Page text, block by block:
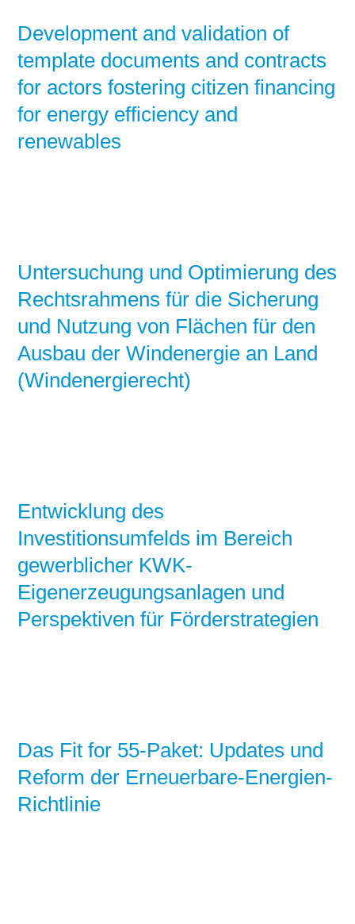
Development and validation of
template documents and contracts
for actors fostering citizen financing
for energy efficiency and
renewables
Untersuchung und Optimierung des
Rechtsrahmens für die Sicherung
und Nutzung von Flächen für den
Ausbau der Windenergie an Land
(Windenergierecht)
Entwicklung des
Investitionsumfelds im Bereich
gewerblicher KWK-
Eigenerzeugungsanlagen und
Perspektiven für Förderstrategien
Das Fit for 55-Paket: Updates und
Reform der Erneuerbare-Energien-
Richtlinie